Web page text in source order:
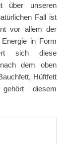
über unseren
Fall ist
vor allem der
in Form
sich diese
dem oben
Hüftfett
diesem